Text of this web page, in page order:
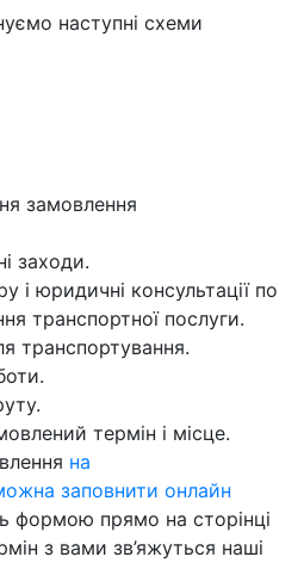
наступні схеми
замовлення
заходи.
і юридичні консультації по
транспортної послуги.
транспортування.
термін і місце.
на
заповнити онлайн
формою прямо на сторінці
з вами зв’яжуться наші